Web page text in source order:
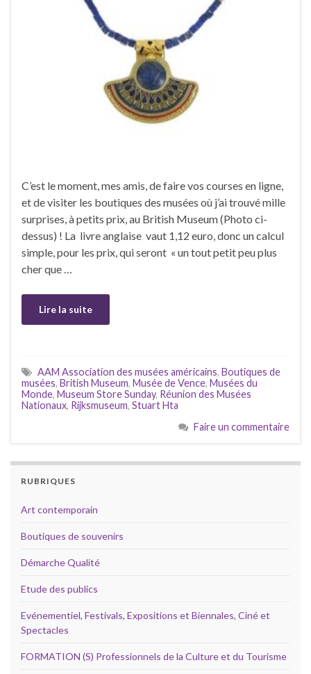
C’est le moment, mes amis, de faire vos courses en ligne,
et de visiter les boutiques des musées où j’ai trouvé mille
surprises, à petits prix, au British Museum (Photo ci-
dessus) ! La livre anglaise vaut 1,12 euro, donc un calcul
simple, pour les prix, qui seront « un tout petit peu plus
cher que …
Lire la suite
AAM Association des musées américains, Boutiques de
musées, British Museum, Musée de Vence, Musées du
Monde, Museum Store Sunday, Réunion des Musées
Nationaux, Rijksmuseum, Stuart Hta
Faire un commentaire
RUBRIQUES
Art contemporain
Boutiques de souvenirs
Démarche Qualité
Etude des publics
Evénementiel, Festivals, Expositions et Biennales, Ciné et
Spectacles
FORMATION (S) Professionnels de la Culture et du Tourisme